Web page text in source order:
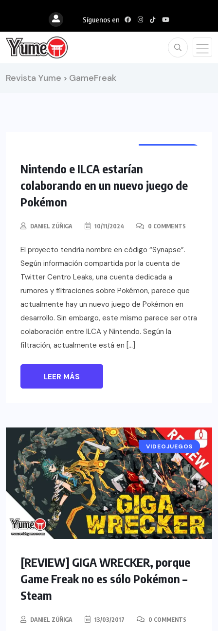
Síguenos en
Revista Yume > GameFreak
Nintendo e ILCA estarían
colaborando en un nuevo juego de
Pokémon
DANIEL ZÚÑIGA 10/11/2024 0 COMMENTS
El proyecto tendría nombre en código “Synapse”.
Según información compartida por la cuenta de
Twitter Centro Leaks, una cuenta dedicada a
rumores y filtraciones sobre Pokémon, parece que
actualmente hay un nuevo juego de Pokémon en
desarrollo. Sin embargo, este mismo parece ser otra
colaboración entre ILCA y Nintendo. Según la
filtración, actualmente está en […]
LEER MÁS
RESEÑAS
VIDEOJUEGOS
[REVIEW] GIGA WRECKER, porque
Game Freak no es sólo Pokémon –
Steam
DANIEL ZÚÑIGA 13/03/2017 0 COMMENTS